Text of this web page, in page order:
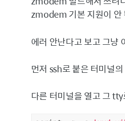
zmodem 기본 지원이 안
에러 안난다고 보고 그냥
먼저 ssh로 붙은 터미널
다른 터미널을 열고 그